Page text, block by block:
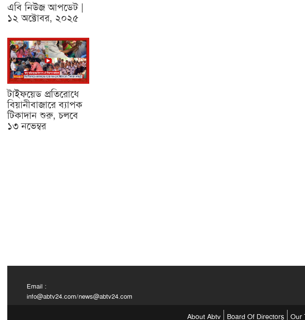
এবি নিউজ আপডেট |
১২ অক্টোবর, ২০২৫
টাইফয়েড প্রতিরোধে
বিয়ানীবাজারে ব্যাপক
টিকাদান শুরু, চলবে
১৩ নভেম্বর
Email :
info@abtv24.com/news@abtv24.com
About Abtv Board Of Directors Our